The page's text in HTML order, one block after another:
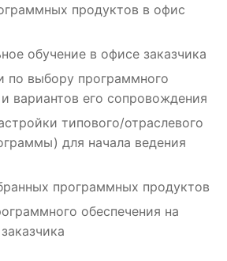
продуктов в офис
обучение в офисе заказчика
по выбору программного
вариантов его сопровождения
типового/отраслевого
для начала ведения
программных продуктов
обеспечения на